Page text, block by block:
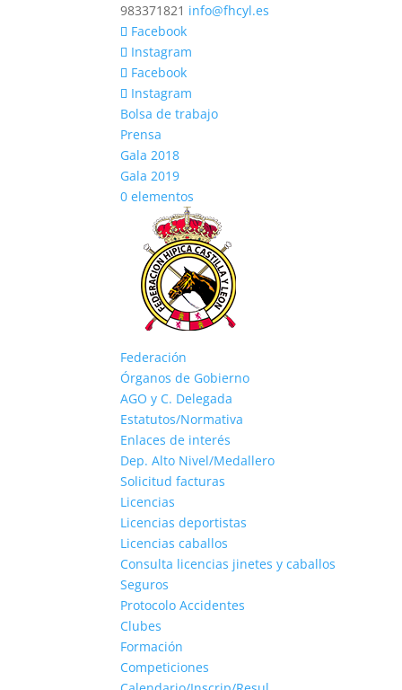
983371821 info@fhcyl.es
Facebook
Instagram
Facebook
Instagram
Bolsa de trabajo
Prensa
Gala 2018
Gala 2019
0 elementos
Federación
Órganos de Gobierno
AGO y C. Delegada
Estatutos/Normativa
Enlaces de interés
Dep. Alto Nivel/Medallero
Solicitud facturas
Licencias
Licencias deportistas
Licencias caballos
Consulta licencias jinetes y caballos
Seguros
Protocolo Accidentes
Clubes
Formación
Competiciones